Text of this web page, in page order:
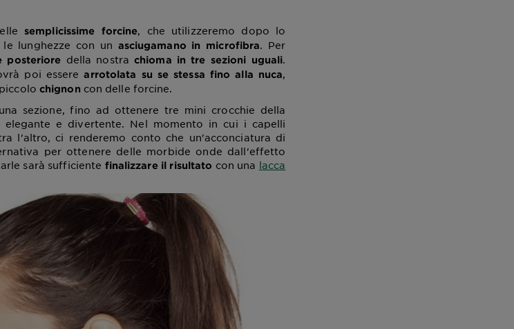
semplicissime forcine, che utilizzeremo dopo lo
lunghezze con un asciugamano in microfibra. Per
posteriore della nostrachioma in tre sezioni uguali.
poi esserearrotolata su se stessa fino alla nuca,
chignon con delle forcine.
sezione, fino ad ottenere tre mini crocchie della
elegante e divertente. Nel momento in cui i capelli
l'altro, ci renderemo conto che un'acconciatura di
per ottenere delle morbide onde dall'effetto
sarà sufficiente finalizzare il risultato con una lacca